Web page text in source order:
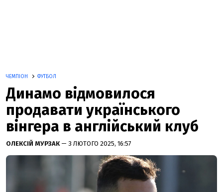
ЧЕМПІОН ФУТБОЛ
Динамо відмовилося
продавати українського
вінгера в англійський клуб
ОЛЕКСІЙ МУРЗАК — 3 ЛЮТОГО 2025, 16:57